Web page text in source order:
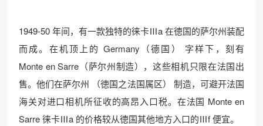
1949-50 年间，有一款独特的徕卡Ⅲa 在徳国的萨尔州装配
而成。在机顶上的 Germany（德国） 字样下，刻有
Monte en Sarre（萨尔州制造），这些相机只限在法国出
售。他们在萨尔州 （徳国之法国属区） 制造，可避开法国
海关对进口相机所征收的高昂入口税。在法国 Monte en
Sarre 徕卡Ⅲa 的价格较从徳国其他地方入口的Ⅲf 便宜。